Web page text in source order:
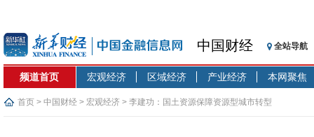
中国财经 全站导航
频道首页 宏观经济 区域经济 产业经济 本网聚焦
首页 > 中国财经 > 宏观经济 > 李建功：国土资源保障资源型城市转型